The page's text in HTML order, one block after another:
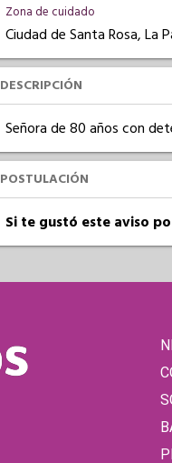
Zona de cuidado
Ciudad de Santa Rosa, La
DESCRIPCIÓN
Señora de 80 años con
POSTULACIÓN
Si te gustó este aviso